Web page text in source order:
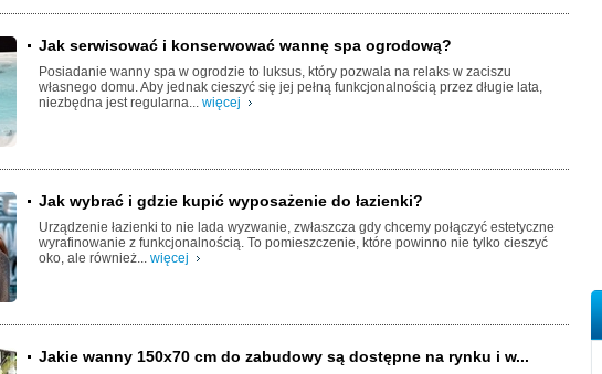
Jak serwisować i konserwować wannę spa ogrodową?
Posiadanie wanny spa w ogrodzie to luksus, który pozwala na relaks w zaciszu
własnego domu. Aby jednak cieszyć się jej pełną funkcjonalnością przez długie lata,
niezbędna jest regularna... więcej
Jak wybrać i gdzie kupić wyposażenie do łazienki?
Urządzenie łazienki to nie lada wyzwanie, zwłaszcza gdy chcemy połączyć estetyczne
wyrafinowanie z funkcjonalnością. To pomieszczenie, które powinno nie tylko cieszyć
oko, ale również... więcej
Jakie wanny 150x70 cm do zabudowy są dostępne na rynku i w...